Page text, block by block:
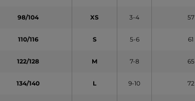
98/104 XS 3-4 57
110/116 S 5-6 61
122/128 M 7-8 65
134/140 L 9-10 72